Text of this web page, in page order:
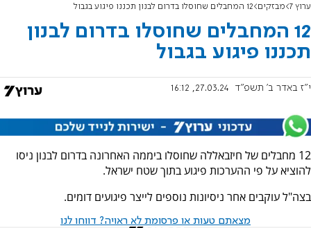
ערוץ 7 מבזקים 12 המחבלים שחוסלו בדרום לבנון תכננו פיגוע בגבול
12 המחבלים שחוסלו בדרום לבנון
תכננו פיגוע בגבול
י"ז באדר ב׳ תשפ"ד 27.03.24, 16:12
12 מחבלים של חיזבאללה שחוסלו ביממה האחרונה בדרום לבנון ניסו
להוציא על פי ההערכות פיגוע בתוך שטח ישראל.
בצה"ל עוקבים אחר ניסיונות נוספים לייצר פיגועים דומים.
מצאתם טעות או פרסומת לא ראויה? דווחו לנו